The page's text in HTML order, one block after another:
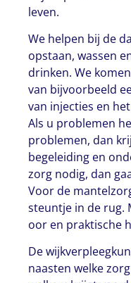
leven.
We helpen bij de
opstaan, wassen
drinken. We
van bijvoorbeeld
van injecties en
Als u problemen
problemen, dan
begeleiding en
zorg nodig, dan
Voor de
steuntje in de rug.
oor en praktische
De
naasten welke